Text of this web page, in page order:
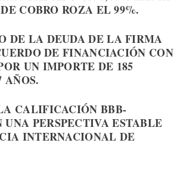
COBRO ROZA EL 99%.
DE LA DEUDA DE LA FIRMA
DE FINANCIACIÓN CON
UN IMPORTE DE 185
AÑOS.
CALIFICACIÓN BBB-
PERSPECTIVA ESTABLE
INTERNACIONAL DE